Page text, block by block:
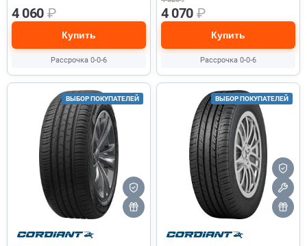
4 060 ₽
Купить
Рассрочка 0-0-6
4 070 ₽
Купить
Рассрочка 0-0-6
ВЫБОР ПОКУПАТЕЛЕЙ ВЫБОР ПОКУПАТЕЛЕЙ